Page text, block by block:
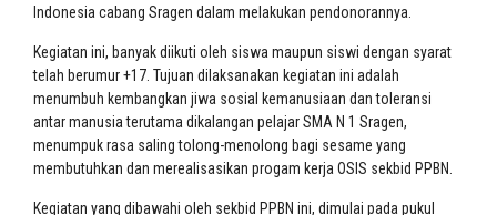
Indonesia cabang Sragen dalam melakukan pendonorannya.
Kegiatan ini, banyak diikuti oleh siswa maupun siswi dengan syarat
telah berumur +17. Tujuan dilaksanakan kegiatan ini adalah
menumbuh kembangkan jiwa sosial kemanusiaan dan toleransi
antar manusia terutama dikalangan pelajar SMA N 1 Sragen,
menumpuk rasa saling tolong-menolong bagi sesame yang
membutuhkan dan merealisasikan progam kerja OSIS sekbid PPBN.
Kegiatan yang dibawahi oleh sekbid PPBN ini, dimulai pada pukul